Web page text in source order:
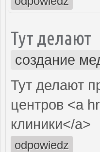
Тут делают
создание
Тут делают
центров <a
клиники</a>
odpowiedz